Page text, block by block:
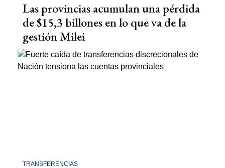
Las provincias acumulan una pérdida
de $15,3 billones en lo que va de la
gestión Milei
TRANSFERENCIAS